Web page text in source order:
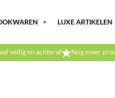
LUXE ARTIKELEN
veilig en achteraf Nog meer